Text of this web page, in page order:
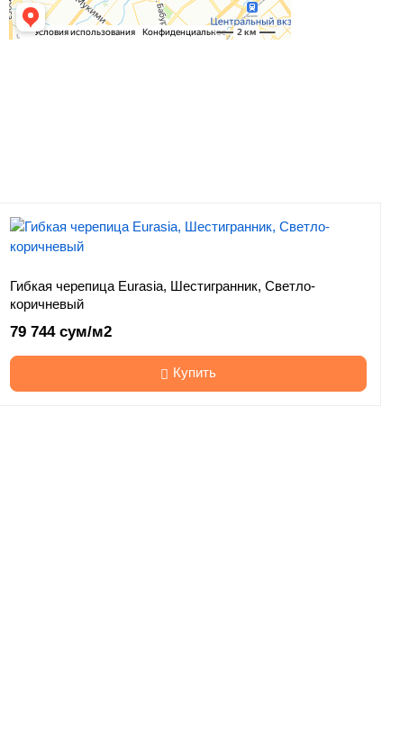
Гибкая черепица Eurasia, Шестигранник, Светло-
коричневый
79 744 сум/м2
Купить